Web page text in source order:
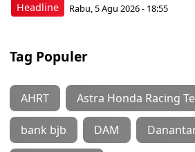
Headline Rabu, 5 Agu 2026 - 18:55
Tag Populer
AHRT Astra Honda Racing
bank bjb DAM